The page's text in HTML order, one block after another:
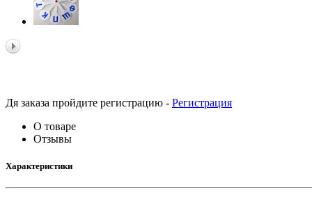
Дя заказа пройдите регистрацию - Регистрация
О товаре
Отзывы
Характеристики